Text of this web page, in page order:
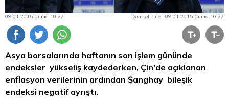
09.01.2015 Cuma 10:27 Güncelleme : 09.01.2015 Cuma 10:27
Asya borsalarında haftanın son işlem gününde
endeksler yükseliş kaydederken, Çin'de açıklanan
enflasyon verilerinin ardından Şanghay bileşik
endeksi negatif ayrıştı.